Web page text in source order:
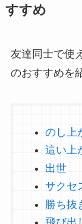
すすめ
友達同士で使
のおすすめを
のし上
這い上
出世
サクセ
勝ち抜